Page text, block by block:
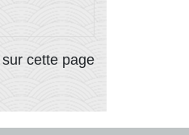
cette page